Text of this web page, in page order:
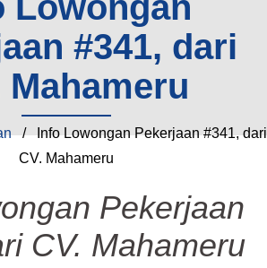
#341, dari
Mahameru
/ Info Lowongan Pekerjaan #341, dari
CV. Mahameru
Pekerjaan
CV. Mahameru